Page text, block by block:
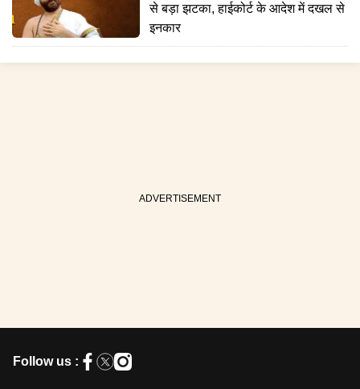
से बड़ा झटका, हाईकोर्ट के आदेश में दखल से
इनकार
Follow us :